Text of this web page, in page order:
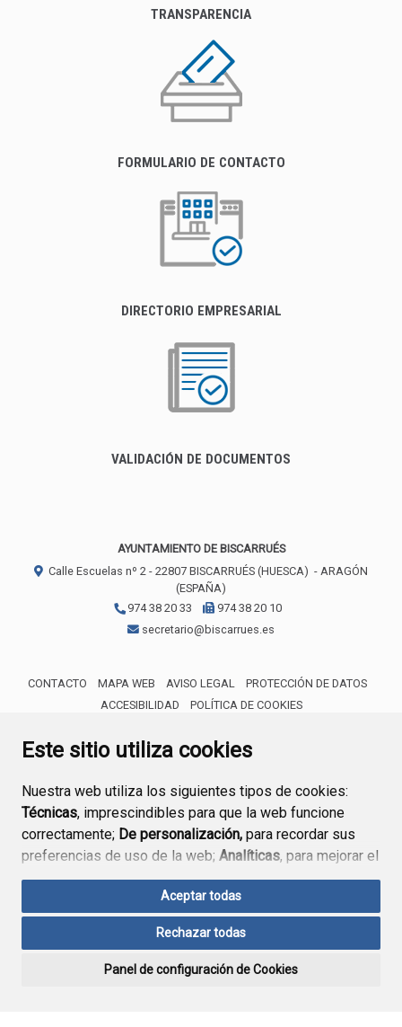
Este sitio utiliza cookies
Nuestra web utiliza los siguientes tipos de cookies:
Técnicas, imprescindibles para que la web funcione
correctamente; De personalización, para recordar sus
preferencias de uso de la web; Analíticas, para mejorar el
funcionamiento de la web y sus servicios.
Si acepta pulsando el botón“Aceptar todas”
consideramos que acepta su uso. Si pulsa el botón
ninguna acción, se guardarán las cookies técnicas
Aceptar todas
Rechazar todas
Panel de configuración de Cookies
TRANSPARENCIA
FORMULARIO DE CONTACTO
DIRECTORIO EMPRESARIAL
VALIDACIÓN DE DOCUMENTOS
AYUNTAMIENTO DE BISCARRUÉS
Calle Escuelas nº 2 - 22807 BISCARRUÉS (HUESCA) - ARAGÓN
(ESPAÑA)
974 38 20 33
974 38 20 10
secretario@biscarrues.es
CONTACTO MAPA WEB AVISO LEGAL
PROTECCIÓN DE DATOS
ACCESIBILIDAD
POLÍTICA DE COOKIES